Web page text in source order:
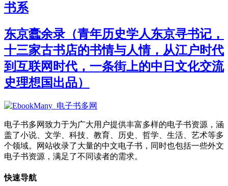
书系
东京蠹余录（青年历史学人东京寻书记，
十三家古书店的书情与人情，从江户时代
到互联网时代，一条街上的中日文化交流
史理想国出品）
电子书多网致力于为广大用户提供丰富多样的电子书资源，涵
盖了小说、文学、科技、教育、历史、哲学、生活、艺术等多
个领域。网站收录了大量的中文电子书，同时也包括一些外文
电子书资源，满足了不同读者的需求。
快速导航